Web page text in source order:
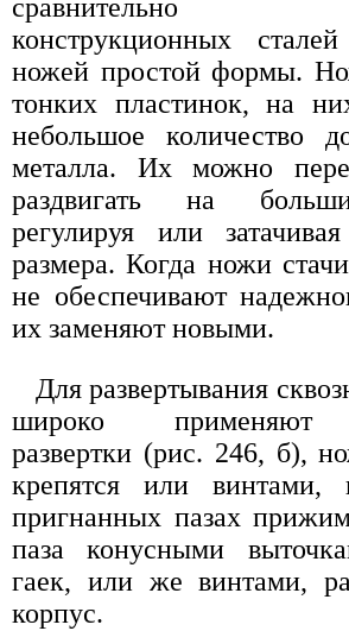
сравнительно
конструкционных
ножей простой формы.
тонких пластинок, на
небольшое количество
металла. Их можно
раздвигать на
регулируя или
размера. Когда ножи
не обеспечивают
их заменяют новыми.
Для развертывания
широко применяют
развертки (рис. 246, б),
крепятся или
пригнанных пазах
паза конусными
гаек, или же винтами,
корпус.